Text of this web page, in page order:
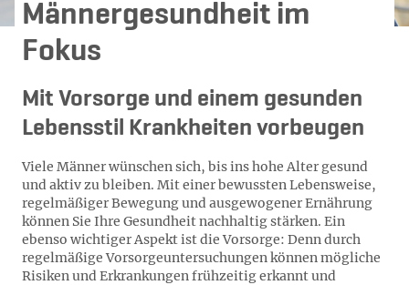
Männergesundheit im
Fokus
Mit Vorsorge und einem gesunden
Lebensstil Krankheiten vorbeugen
Viele Männer wünschen sich, bis ins hohe Alter gesund
und aktiv zu bleiben. Mit einer bewussten Lebensweise,
regelmäßiger Bewegung und ausgewogener Ernährung
können Sie Ihre Gesundheit nachhaltig stärken. Ein
ebenso wichtiger Aspekt ist die Vorsorge: Denn durch
regelmäßige Vorsorgeuntersuchungen können mögliche
Risiken und Erkrankungen frühzeitig erkannt und